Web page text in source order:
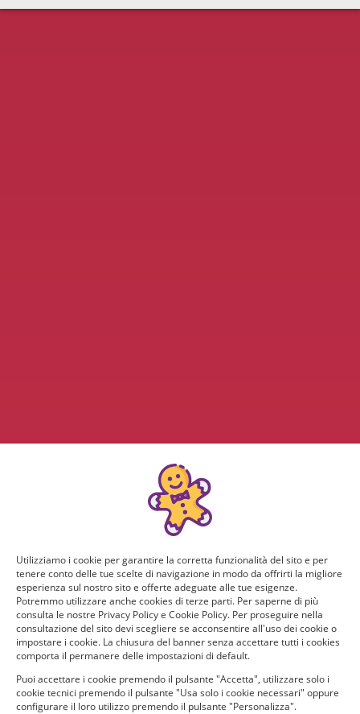
Utilizziamo i cookie per garantire la corretta funzionalità del sito e per
tenere conto delle tue scelte di navigazione in modo da offrirti la migliore
esperienza sul nostro sito e offerte adeguate alle tue esigenze.
Potremmo utilizzare anche cookies di terze parti. Per saperne di più
consulta le nostre Privacy Policy e Cookie Policy. Per proseguire nella
consultazione del sito devi scegliere se acconsentire all'uso dei cookie o
impostare i cookie. La chiusura del banner senza accettare tutti i cookies
comporta il permanere delle impostazioni di default.
Puoi accettare i cookie premendo il pulsante "Accetta", utilizzare solo i
cookie tecnici premendo il pulsante "Usa solo i cookie necessari" oppure
configurare il loro utilizzo premendo il pulsante "Personalizza".